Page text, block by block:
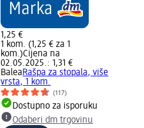
1,25 €
1 kom. (1,25 € za 1
kom.)Cijena na
02.05.2025.: 1,31 €
BaleaRašpa za stopala, više
vrsta, 1 kom.
(117)
Dostupno za isporuku
Odaberi dm trgovinu